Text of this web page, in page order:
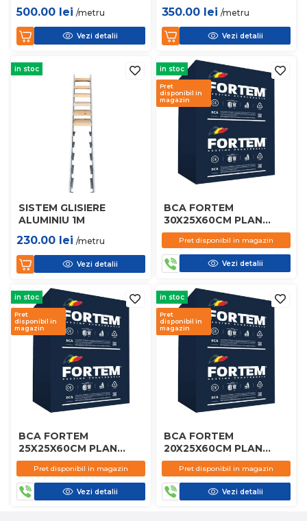
500.00 lei /metru
Vezi detalii
350.00 lei /metru
Vezi detalii
in stoc
SISTEM GLISIERE
ALUMINIU 1M
230.00 lei /metru
Vezi detalii
in stoc
Pret
disponibil in
magazin
BCA FORTEM
30X25X60CM PLAN
D450
Pret disponibil in magazin
Vezi detalii
in stoc
Pret
disponibil in
magazin
BCA FORTEM
25X25X60CM PLAN
D450
Pret disponibil in magazin
Vezi detalii
in stoc
Pret
disponibil in
magazin
BCA FORTEM
20X25X60CM PLAN
D450
Pret disponibil in magazin
Vezi detalii